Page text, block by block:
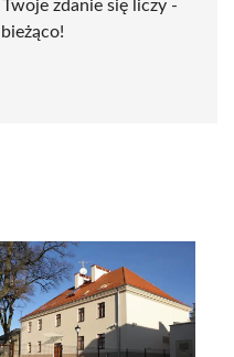
zdanie się liczy -